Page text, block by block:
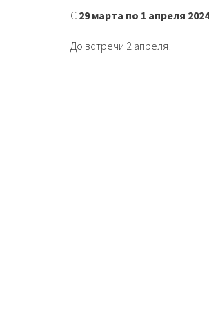
С 29 марта по 1 апреля
До встречи 2 апреля!